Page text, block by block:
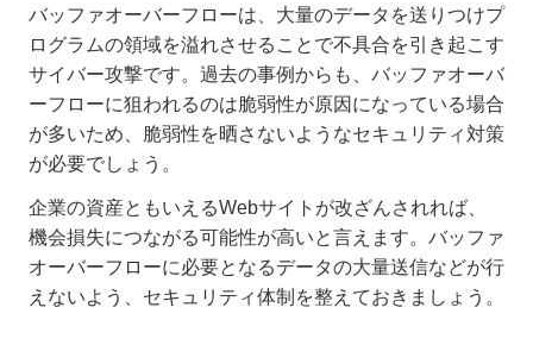
バッファオーバーフローは、大量のデータを送りつけプ
ログラムの領域を溢れさせることで不具合を引き起こす
サイバー攻撃です。過去の事例からも、バッファオーバ
ーフローに狙われるのは脆弱性が原因になっている場合
が多いため、脆弱性を晒さないようなセキュリティ対策
が必要でしょう。
企業の資産ともいえるWebサイトが改ざんされれば、
機会損失につながる可能性が高いと言えます。バッファ
オーバーフローに必要となるデータの大量送信などが行
えないよう、セキュリティ体制を整えておきましょう。